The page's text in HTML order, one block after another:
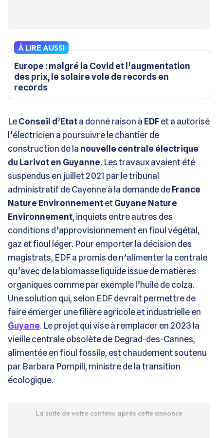
À LIRE AUSSI
Europe : malgré la Covid et l’augmentation
des prix, le solaire vole de records en
records
LeConseil d’Etata donné raison à EDFet a autorisé
l’électricien a poursuivre le chantier de
construction de la nouvelle centrale électrique
du Larivot en Guyanne. Les travaux avaient été
suspendus en juillet 2021 par le tribunal
administratif de Cayenne à la demande deFrance
Nature EnvironnementetGuyane Nature
Environnement, inquiets entre autres des
conditions d’approvisionnement en fioul végétal,
gaz et fioul léger. Pour emporter la décision des
magistrats, EDF a promis de n’alimenter la centrale
qu’avec de la biomasse liquide issue de matières
organiques comme par exemple l’huile de colza.
Une solution qui, selon EDF devrait permettre de
faire émerger une filière agricole et industrielle en
Guyane. Le projet qui vise à remplacer en 2023 la
vieille centrale obsolète de Degrad-des-Cannes,
alimentée en fioul fossile, est chaudement soutenu
par Barbara Pompili, ministre de la transition
écologique.
La suite de votre contenu après cette annonce